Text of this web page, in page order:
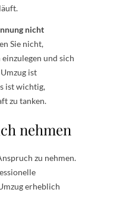
nicht
Sie nicht,
und sich
ist
ist wichtig,
zu tanken.
nehmen
zu nehmen.
erheblich